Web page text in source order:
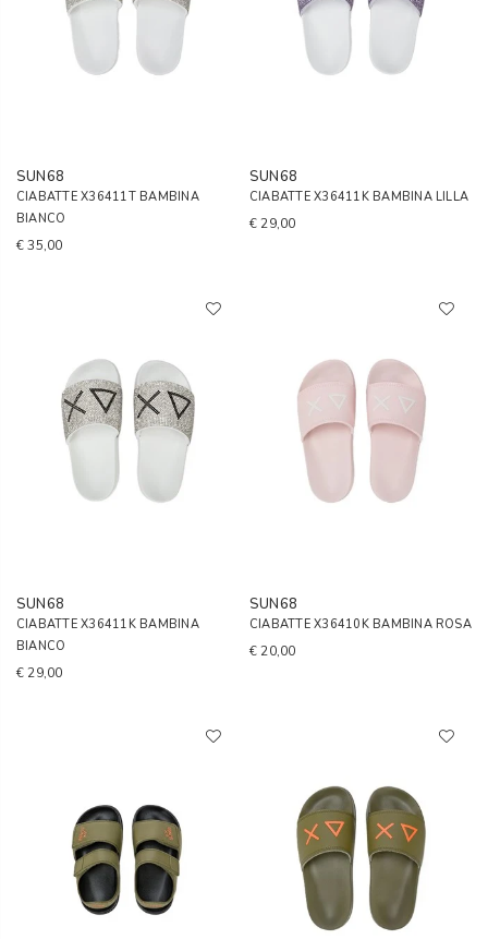
SUN68
CIABATTE X36411T BAMBINA
BIANCO
€ 35,00
SUN68
CIABATTE X36411K BAMBINA LILLA
€ 29,00
SUN68
CIABATTE X36411K BAMBINA
BIANCO
€ 29,00
SUN68
CIABATTE X36410K BAMBINA ROSA
€ 20,00